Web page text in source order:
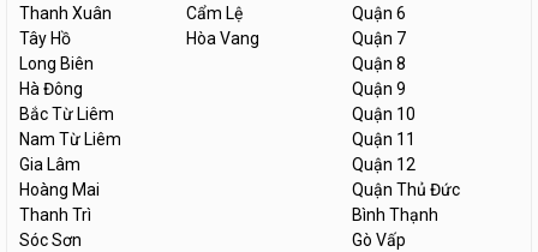
Thanh Xuân
Tây Hồ
Long Biên
Hà Đông
Bắc Từ Liêm
Nam Từ Liêm
Gia Lâm
Hoàng Mai
Thanh Trì
Sóc Sơn
Cẩm Lệ
Hòa Vang
Quận 6
Quận 7
Quận 8
Quận 9
Quận 10
Quận 11
Quận 12
Quận Thủ Đức
Bình Thạnh
Gò Vấp